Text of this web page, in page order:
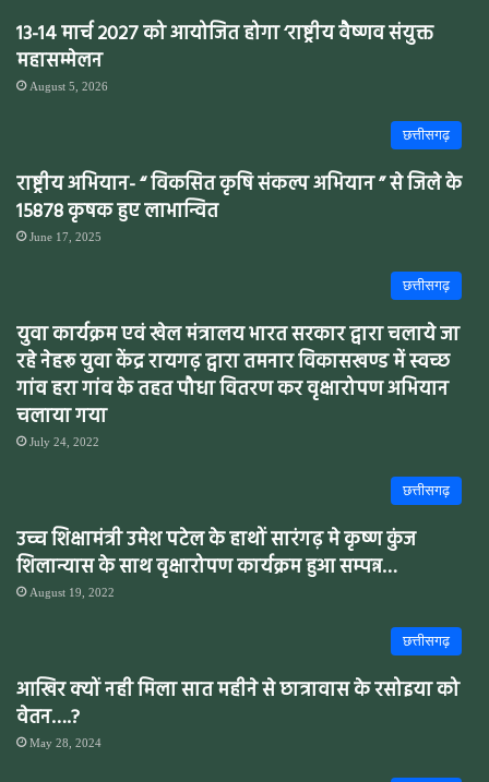
13-14 मार्च 2027 को आयोजित होगा ‘राष्ट्रीय वैष्णव संयुक्त
महासम्मेलन
August 5, 2026
छत्तीसगढ़
राष्ट्रीय अभियान- “ विकसित कृषि संकल्प अभियान ” से जिले के
15878 कृषक हुए लाभान्वित
June 17, 2025
छत्तीसगढ़
युवा कार्यक्रम एवं खेल मंत्रालय भारत सरकार द्वारा चलाये जा
रहे नेहरू युवा केंद्र रायगढ़ द्वारा तमनार विकासखण्ड में स्वच्छ
गांव हरा गांव के तहत पौधा वितरण कर वृक्षारोपण अभियान
चलाया गया
July 24, 2022
छत्तीसगढ़
उच्च शिक्षामंत्री उमेश पटेल के हाथों सारंगढ़ मे कृष्ण कुंज
शिलान्यास के साथ वृक्षारोपण कार्यक्रम हुआ सम्पन्न…
August 19, 2022
छत्तीसगढ़
आखिर क्यों नही मिला सात महीने से छात्रावास के रसोइया को
वेतन….?
May 28, 2024